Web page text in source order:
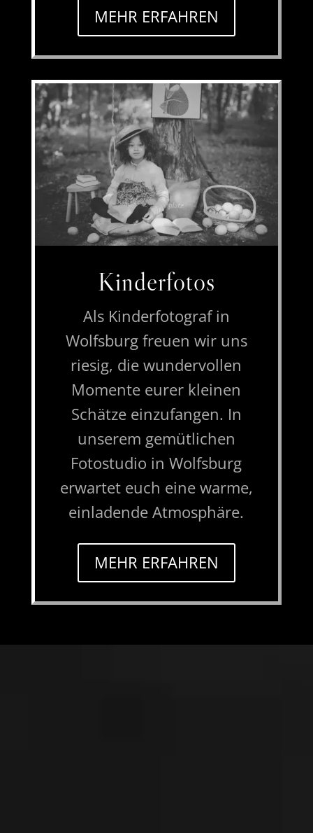
MEHR ERFAHREN
Kinderfotos
Als Kinderfotograf in
Wolfsburg freuen wir uns
riesig, die wundervollen
Momente eurer kleinen
Schätze einzufangen. In
unserem gemütlichen
Fotostudio in Wolfsburg
erwartet euch eine warme,
einladende Atmosphäre.
MEHR ERFAHREN